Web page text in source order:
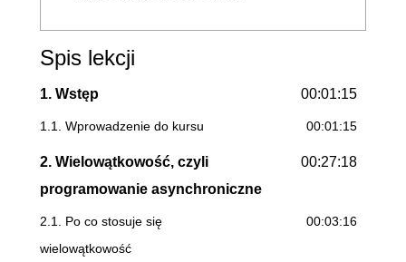
Spis lekcji
1. Wstęp 00:01:15
1.1. Wprowadzenie do kursu 00:01:15
2. Wielowątkowość, czyli
programowanie asynchroniczne
00:27:18
2.1. Po co stosuje się
wielowątkowość
00:03:16